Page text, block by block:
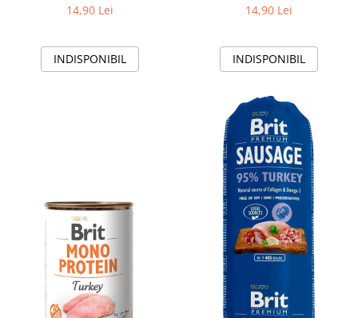
14,90 Lei
INDISPONIBIL
14,90 Lei
INDISPONIBIL